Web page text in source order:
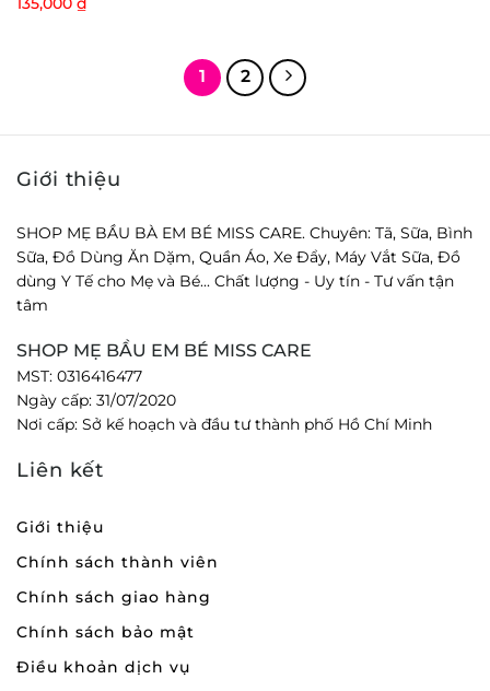
135,000 ₫
1 2
Giới thiệu
SHOP MẸ BẦU BÀ EM BÉ MISS CARE. Chuyên: Tã, Sữa, Bình
Sữa, Đồ Dùng Ăn Dặm, Quần Áo, Xe Đẩy, Máy Vắt Sữa, Đồ
dùng Y Tế cho Mẹ và Bé... Chất lượng - Uy tín - Tư vấn tận
tâm
SHOP MẸ BẦU EM BÉ MISS CARE
MST: 0316416477
Ngày cấp: 31/07/2020
Nơi cấp: Sở kế hoạch và đầu tư thành phố Hồ Chí Minh
Liên kết
Giới thiệu
Chính sách thành viên
Chính sách giao hàng
Chính sách bảo mật
Điều khoản dịch vụ